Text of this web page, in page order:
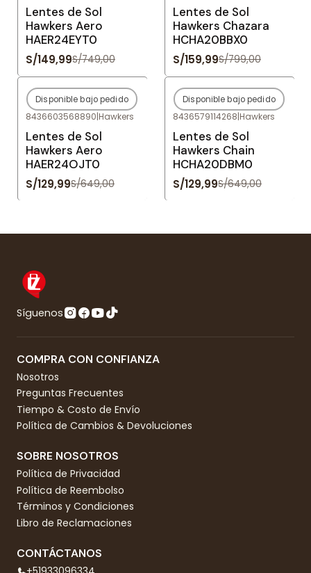
Lentes de Sol
Hawkers Aero
HAER24EYT0
S/149,99S/749,00
Lentes de Sol
Hawkers Chazara
HCHA20BBX0
S/159,99S/799,00
-80%OFF
Agotado
Disponible bajo pedido
8436603568890|Hawkers
Lentes de Sol
Hawkers Aero
HAER24OJT0
S/129,99S/649,00
-80%OFF
Agotado
Disponible bajo pedido
8436579114268|Hawkers
Lentes de Sol
Hawkers Chain
HCHA20DBM0
S/129,99S/649,00
Síguenos
COMPRA CON CONFIANZA
Nosotros
Preguntas Frecuentes
Tiempo & Costo de Envío
Política de Cambios & Devoluciones
SOBRE NOSOTROS
Política de Privacidad
Política de Reembolso
Términos y Condiciones
Libro de Reclamaciones
CONTÁCTANOS